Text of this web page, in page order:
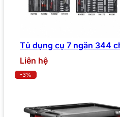
Tủ dụng cụ 7 ngăn 344
Liên hệ
-3%